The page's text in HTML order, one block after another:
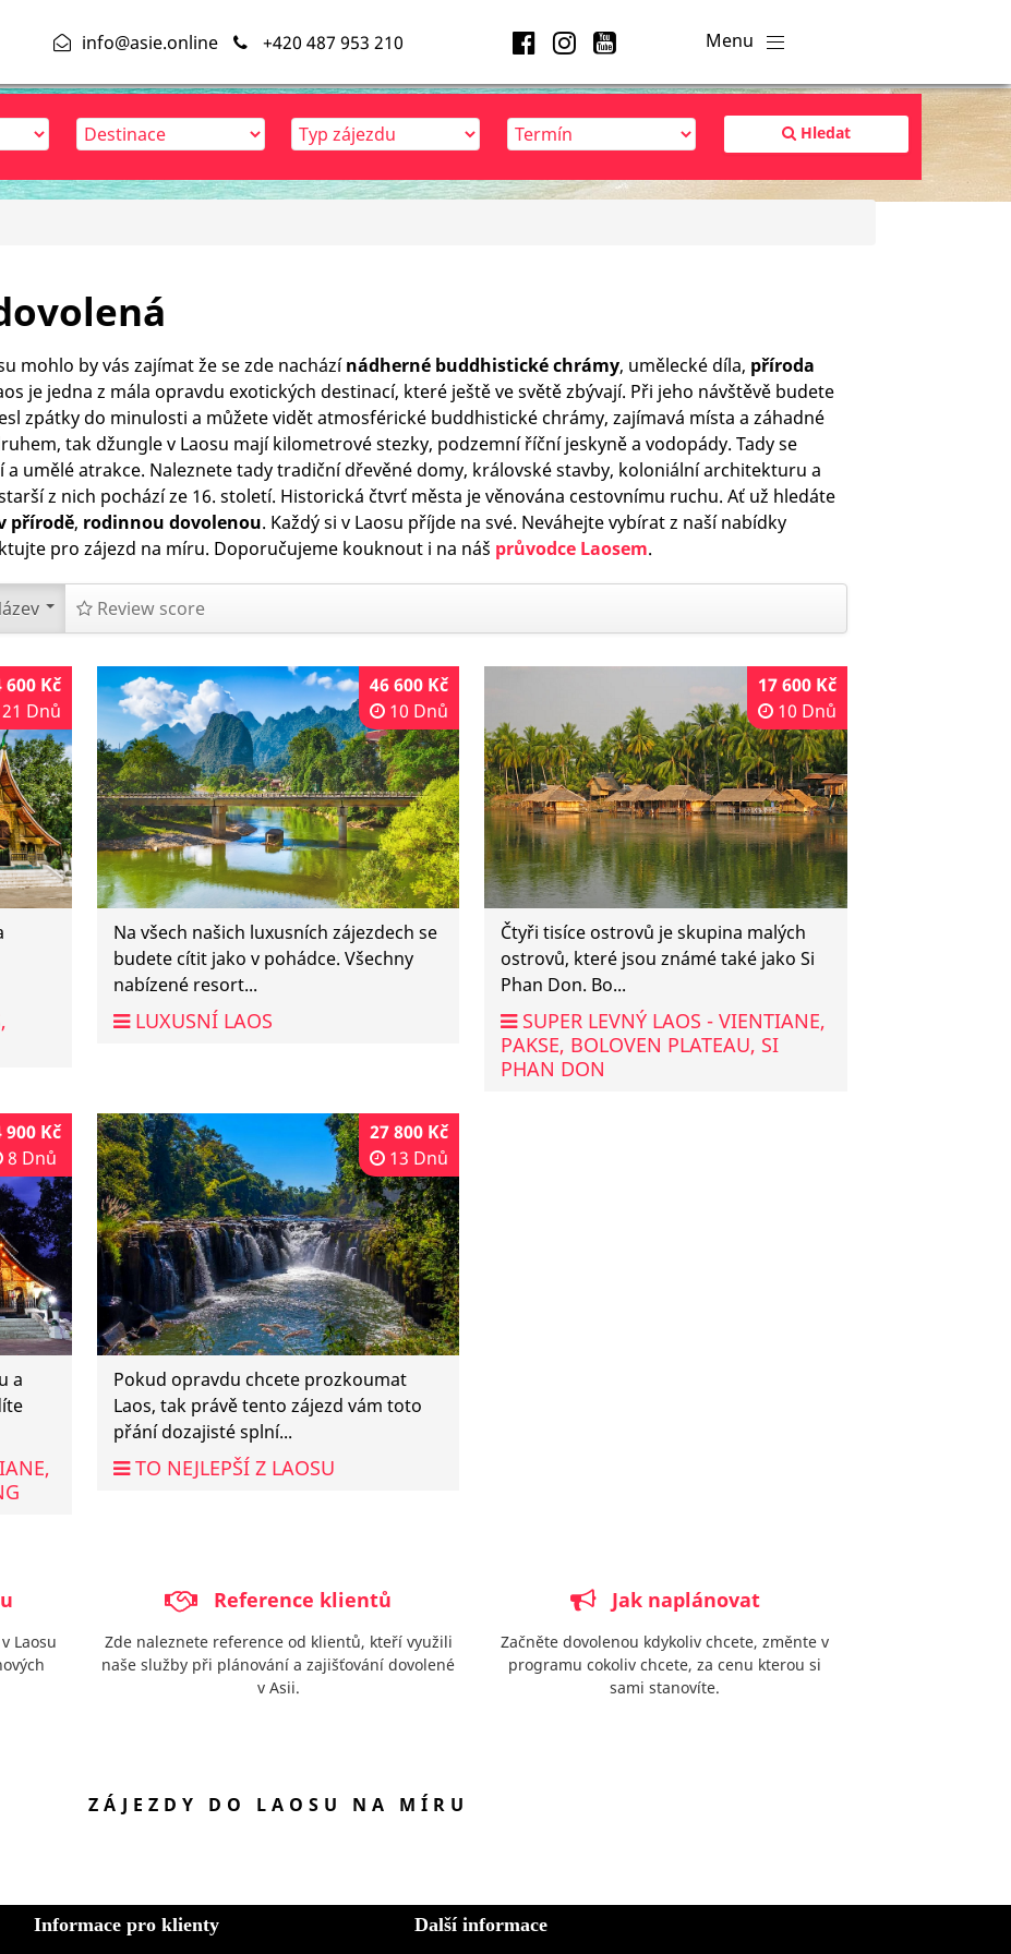
info@asie.online +420 487 953 210
Hledat
mohlo by vás zajímat že se zde nacházínádherné buddhistické chrámy, umělecké díla, příroda
je jedna z mála opravdu exotických destinací, které ještě ve světě zbývají. Při jeho návštěvě budete
zpátky do minulosti a můžete vidět atmosférické buddhistické chrámy, zajímavá místa a záhadné
tak džungle v Laosu mají kilometrové stezky, podzemní říční jeskyně a vodopády. Tady se
umělé atrakce. Naleznete tady tradiční dřevěné domy, královské stavby, koloniální architekturu a
z nich pochází ze 16. století. Historická čtvrť města je věnována cestovnímu ruchu. Ať už hledáte
přírodě, rodinnou dovolenou. Každý si v Laosu příjde na své. Neváhejte vybírat z naší nabídky
pro zájezd na míru. Doporučujeme kouknout i na náš průvodce Laosem.
Review score
600 Kč
21 Dnů
Na všech našich luxusních zájezdech se
budete cítit jako v pohádce. Všechny
nabízené resort...
LUXUSNÍ LAOS
46 600 Kč
10 Dnů
Čtyři tisíce ostrovů je skupina malých
ostrovů, které jsou známé také jako Si
Phan Don. Bo...
SUPER LEVNÝ LAOS - VIENTIANE,
PAKSE, BOLOVEN PLATEAU, SI
PHAN DON
17 600 Kč
10 Dnů
a
900 Kč
8 Dnů
Pokud opravdu chcete prozkoumat
Laos, tak právě tento zájezd vám toto
přání dozajisté splní...
TO NEJLEPŠÍ Z LAOSU
27 800 Kč
13 Dnů
Laosu
Reference klientů
Zde naleznete reference od klientů, kteří využili
naše služby při plánování a zajišťování dovolené
v Asii.
Jak naplánovat
Začněte dovolenou kdykoliv chcete, změnte v
programu cokoliv chcete, za cenu kterou si
sami stanovíte.
ZÁJEZDY DO LAOSU NA MÍRU
Informace pro klienty Další informace